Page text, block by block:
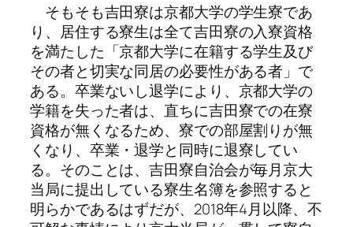
そもそも吉田寮は京都大学の学生寮であ
り、居住する寮生は全て吉田寮の入寮資格
を満たした「京都大学に在籍する学生及び
その者と切実な同居の必要性がある者」で
ある。卒業ないし退学により、京都大学の
学籍を失った者は、直ちに吉田寮での在寮
資格が無くなるため、寮での部屋割りが無
くなり、卒業・退学と同時に退寮してい
る。そのことは、吉田寮自治会が毎月京大
当局に提出している寮生名簿を参照すると
明らかであるはずだが、2018年4月以降、不